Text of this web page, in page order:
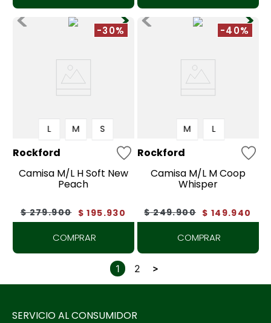
-30%
L M S
Rockford
Camisa M/L H Soft New
Peach
$ 279.900 $ 195.930
COMPRAR
-40%
M L
Rockford
Camisa M/L M Coop
Whisper
$ 249.900 $ 149.940
COMPRAR
1 2
SERVICIO AL CONSUMIDOR